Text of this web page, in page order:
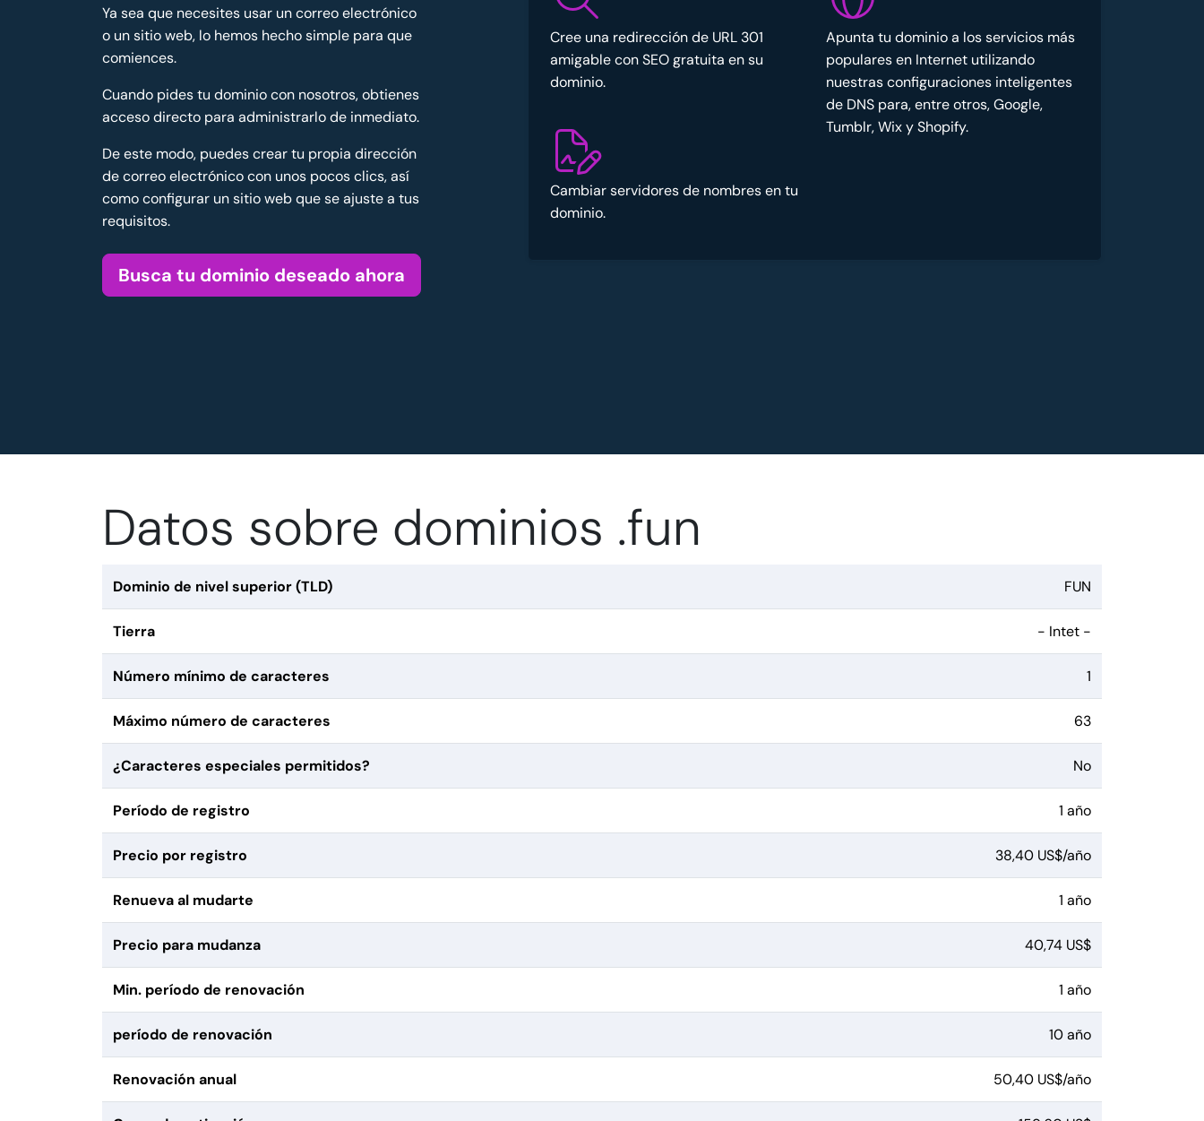
Ya sea que necesites usar un correo electrónico
o un sitio web, lo hemos hecho simple para que
comiences.
Cuando pides tu dominio con nosotros, obtienes
acceso directo para administrarlo de inmediato.
De este modo, puedes crear tu propia dirección
de correo electrónico con unos pocos clics, así
como configurar un sitio web que se ajuste a tus
requisitos.
Busca tu dominio deseado ahora
Cree una redirección de URL 301
amigable con SEO gratuita en su
dominio.
Cambiar servidores de nombres en tu
dominio.
Apunta tu dominio a los servicios más
populares en Internet utilizando
nuestras configuraciones inteligentes
de DNS para, entre otros, Google,
Tumblr, Wix y Shopify.
Datos sobre dominios .fun
Dominio de nivel superior (TLD) FUN
Tierra - Intet -
Número mínimo de caracteres 1
Máximo número de caracteres 63
¿Caracteres especiales permitidos? No
Período de registro 1 año
Precio por registro 38,40 US$/año
Renueva al mudarte 1 año
Precio para mudanza 40,74 US$
Min. período de renovación 1 año
período de renovación 10 año
Renovación anual 50,40 US$/año